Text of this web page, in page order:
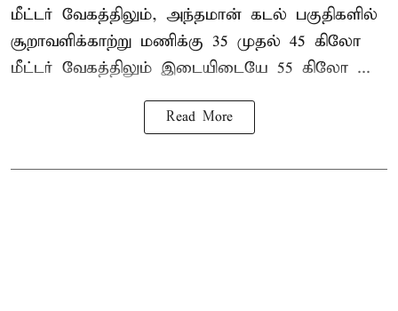
மீட்டர் வேகத்திலும், அந்தமான் கடல் பகுதிகளில்
சூறாவளிக்காற்று மணிக்கு 35 முதல் 45 கிலோ
மீட்டர் வேகத்திலும் இடையிடையே 55 கிலோ ...
Read More